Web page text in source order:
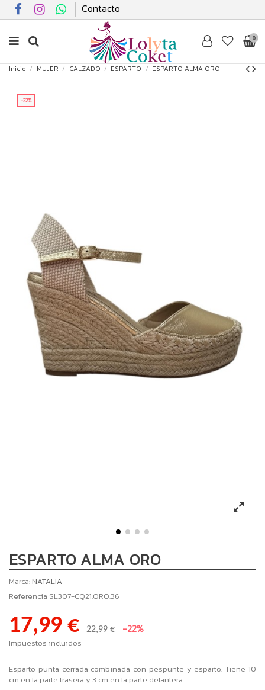
Contacto
0
Inicio MUJER CALZADO ESPARTO ESPARTO ALMA ORO
-22%
ESPARTO ALMA ORO
Marca: NATALIA
Referencia SL307-CQ21.ORO.36
17,99 € 22,99 € -22%
Impuestos incluidos
Esparto punta cerrada combinada con pespunte y esparto. Tiene 10
cm en la parte trasera y 3 cm en la parte delantera.